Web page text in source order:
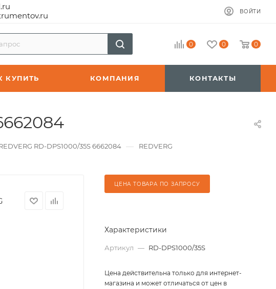
ВОЙТИ
0 0 0
КУПИТЬ КОМПАНИЯ КОНТАКТЫ
RD-DPS1000/35S 6662084 — REDVERG
ЦЕНА ТОВАРА ПО ЗАПРОСУ
Характеристики
Артикул — RD-DPS1000/35S
Цена действительна только для интернет-
магазина и может отличаться от цен в